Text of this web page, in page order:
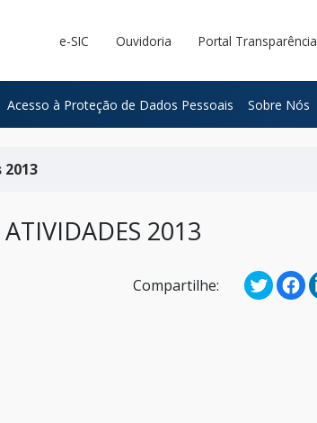
e-SIC Ouvidoria Portal Transparência
Acesso à Proteção de Dados Pessoais Sobre Nós
2013
Compartilhe: